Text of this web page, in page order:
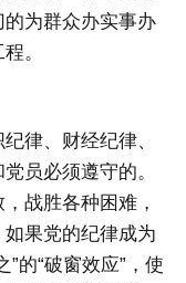
为群众办实事办
。
律、财经纪律、
员必须遵守的。
战胜各种困难，
果党的纪律成为
的“破窗效应”，使